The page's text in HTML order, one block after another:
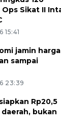
Sikat II
15:41
jamin harga
sampai
23:39
Rp20,5
bukan